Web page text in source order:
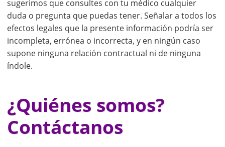
sugerimos que consultes con tu médico cualquier
duda o pregunta que puedas tener. Señalar a todos los
efectos legales que la presente información podría ser
incompleta, errónea o incorrecta, y en ningún caso
supone ninguna relación contractual ni de ninguna
índole.
¿Quiénes somos?
Contáctanos